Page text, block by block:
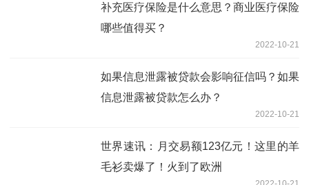
补充医疗保险是什么意思？商业医疗保险
哪些值得买？
2022-10-21
如果信息泄露被贷款会影响征信吗？如果
信息泄露被贷款怎么办？
2022-10-21
世界速讯：月交易额123亿元！这里的羊
毛衫卖爆了！火到了欧洲